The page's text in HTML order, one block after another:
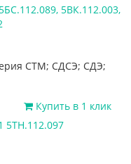
5ВК.112.003,
СТМ; СДСЭ; СДЭ;
Купить в 1 клик
5ТН.112.097